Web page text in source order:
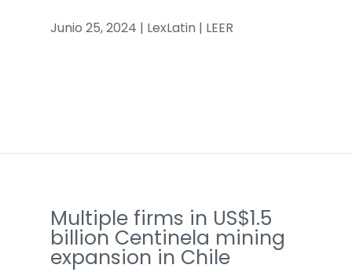
Junio 25, 2024 | LexLatin | LEER
Multiple firms in US$1.5
billion Centinela mining
expansion in Chile